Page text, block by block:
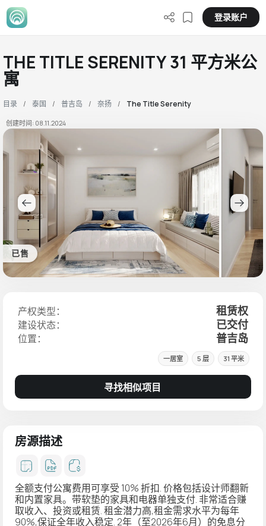
登录账户
THE TITLE SERENITY 31 平方米公
寓
目录 泰国 普吉岛 奈扬 The Title Serenity
创建时间: 08.11.2024
已售
产权类型： 租赁权
建设状态： 已交付
位置： 普吉岛
一居室 5 层 31 平米
寻找相似项目
房源描述
全额支付公寓费用可享受 10% 折扣. 价格包括设计师翻新
和内置家具。带软垫的家具和电器单独支付. 非常适合赚
取收入、投资或租赁. 租金潜力高,租金需求水平为每年
90%,保证全年收入稳定. 2年（至2026年6月）的免息分